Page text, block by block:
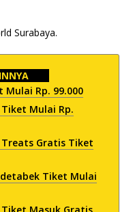
Surabaya.
Mulai Rp. 99.000
Mulai Rp.
Gratis Tiket
Tiket Mulai